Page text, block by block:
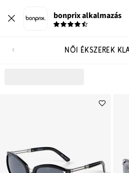
bonprix alkalmazás
NŐI ÉKSZEREK